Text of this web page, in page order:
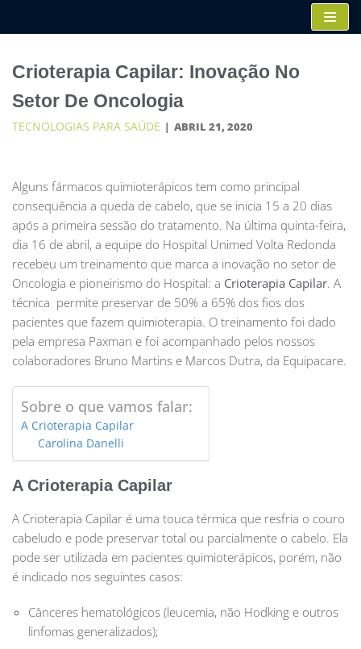
para
conteúdo
Crioterapia Capilar: Inovação No
Setor De Oncologia
TECNOLOGIAS PARA SAÚDE ABRIL 21, 2020
Alguns fármacos quimioterápicos tem como principal
consequência a queda de cabelo, que se inicia 15 a 20 dias
após a primeira sessão do tratamento. Na última quinta-feira,
dia 16 de abril, a equipe do Hospital Unimed Volta Redonda
recebeu um treinamento que marca a inovação no setor de
Oncologia e pioneirismo do Hospital: a Crioterapia Capilar. A
técnica permite preservar de 50% a 65% dos fios dos
pacientes que fazem quimioterapia. O treinamento foi dado
pela empresa Paxman e foi acompanhado pelos nossos
colaboradores Bruno Martins e Marcos Dutra, da Equipacare.
Sobre o que vamos falar:
A Crioterapia Capilar
Carolina Danelli
A Crioterapia Capilar
A Crioterapia Capilar é uma touca térmica que resfria o couro
cabeludo e pode preservar total ou parcialmente o cabelo. Ela
pode ser utilizada em pacientes quimioterápicos, porém, não
é indicado nos seguintes casos:
Cânceres hematológicos (leucemia, não Hodking e outros
linfomas generalizados);